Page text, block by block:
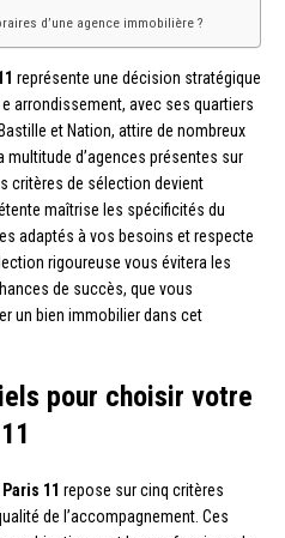
d’une agence immobilière ?
représente une décision stratégique
arrondissement, avec ses quartiers
et Nation, attire de nombreux
d’agences présentes sur
critères de sélection devient
maîtrise les spécificités du
adaptés à vos besoins et respecte
rigoureuse vous évitera les
de succès, que vous
un bien immobilier dans cet
pour choisir votre
11 repose sur cinq critères
de l’accompagnement. Ces